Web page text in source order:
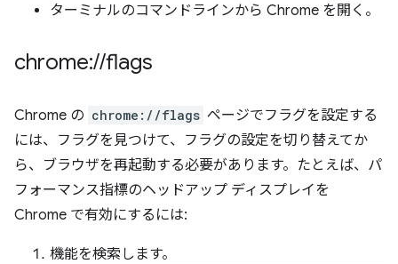
ターミナルのコマンドラインから Chrome を開く。
chrome://flags
Chrome の chrome://flags ページでフラグを設定する
には、フラグを見つけて、フラグの設定を切り替えてか
ら、ブラウザを再起動する必要があります。たとえば、パ
フォーマンス指標のヘッドアップ ディスプレイを
Chrome で有効にするには:
機能を検索します。